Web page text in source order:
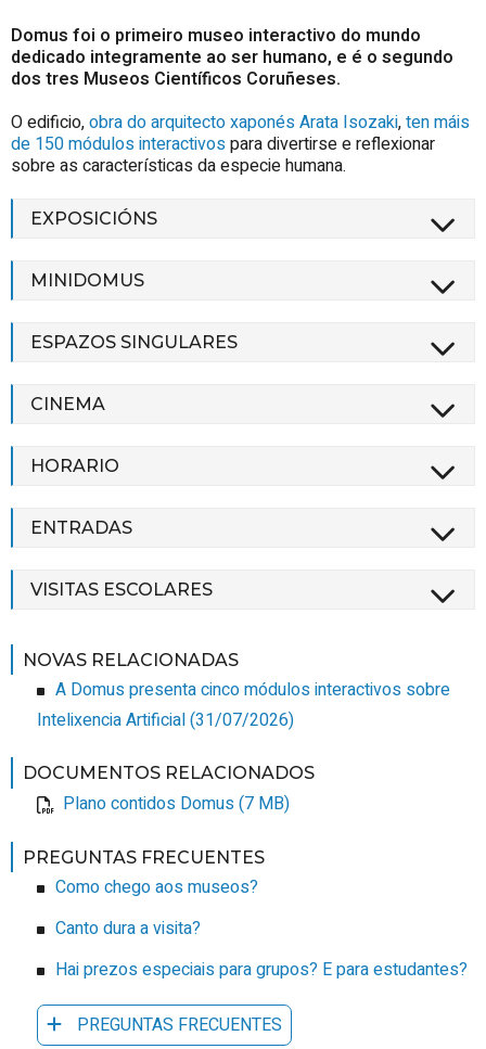
Domus foi o primeiro museo interactivo do mundo
dedicado integramente ao ser humano, e é o segundo
dos tres Museos Científicos Coruñeses.
O edificio,obra do arquitecto xaponés Arata Isozaki,ten máis
de 150 módulos interactivospara divertirse e reflexionar
sobre as características da especie humana.
EXPOSICIÓNS
MINIDOMUS
ESPAZOS SINGULARES
CINEMA
HORARIO
ENTRADAS
VISITAS ESCOLARES
NOVAS RELACIONADAS
A Domus presenta cinco módulos interactivos sobre
Intelixencia Artificial(31/07/2026)
DOCUMENTOS RELACIONADOS
Plano contidos Domus (7 MB)
PREGUNTAS FRECUENTES
Como chego aos museos?
Canto dura a visita?
Hai prezos especiais para grupos? E para estudantes?
PREGUNTAS FRECUENTES